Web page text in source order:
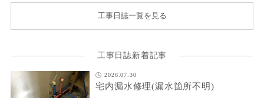
工事日誌一覧を見る
工事日誌新着記事
2026.07.30
宅内漏水修理(漏水箇所不明)